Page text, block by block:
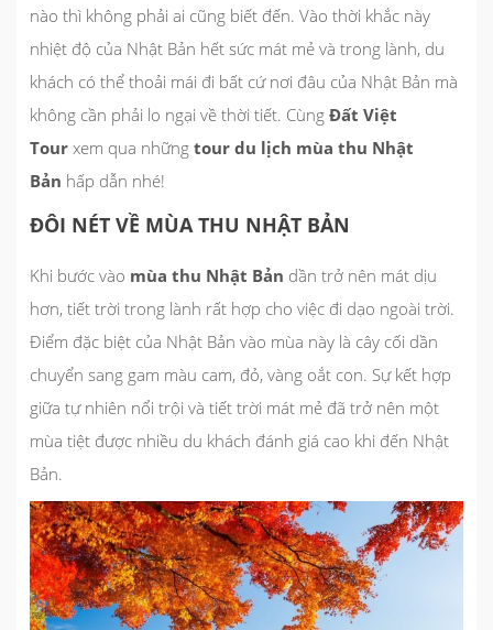
nào thì không phải ai cũng biết đến. Vào thời khắc này
nhiệt độ của Nhật Bản hết sức mát mẻ và trong lành, du
khách có thể thoải mái đi bất cứ nơi đâu của Nhật Bản mà
không cần phải lo ngại về thời tiết. Cùng Đất Việt
Tour xem qua những tour du lịch mùa thu Nhật
Bản hấp dẫn nhé!
ĐÔI NÉT VỀ MÙA THU NHẬT BẢN
Khi bước vào mùa thu Nhật Bản dần trở nên mát dịu
hơn, tiết trời trong lành rất hợp cho việc đi dạo ngoài trời.
Điểm đặc biệt của Nhật Bản vào mùa này là cây cối dần
chuyển sang gam màu cam, đỏ, vàng oắt con. Sự kết hợp
giữa tự nhiên nổi trội và tiết trời mát mẻ đã trở nên một
mùa tiệt được nhiều du khách đánh giá cao khi đến Nhật
Bản.